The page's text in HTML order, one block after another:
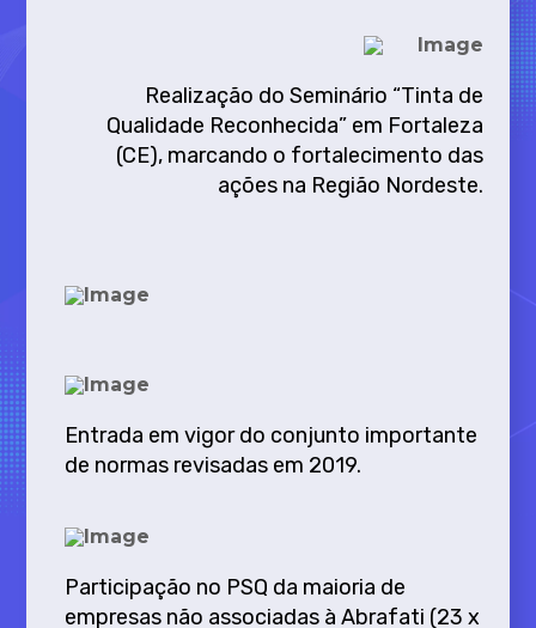
Realização do Seminário “Tinta de
Qualidade Reconhecida” em Fortaleza
(CE), marcando o fortalecimento das
ações na Região Nordeste.
Entrada em vigor do conjunto importante
de normas revisadas em 2019.
Participação no PSQ da maioria de
empresas não associadas à Abrafati (23 x